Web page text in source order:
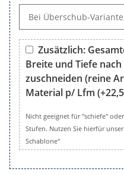
Zusätzlich:
Breite und Tiefe
zuschneiden (reine
Material p/ Lfm
Zusätzlich: Gesamte
Nicht geeignet für "schiefe"
Stufen. Nutzen Sie hierfür
Schablone"